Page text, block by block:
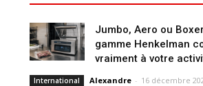
Jumbo, Aero ou
gamme Henkelman
vraiment à votre
International Alexandre - 16 décembre